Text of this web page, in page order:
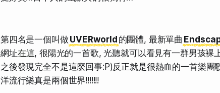
第四名是一個叫做 UVERworld 的團體, 最新單曲
網址在這, 很陽光的一首歌, 光聽就可以看見有一群男孩裸
之後發現完全不是這麼回事:P)反正就是很熱血的一首樂團
洋流行樂真是兩個世界!!!!!!!